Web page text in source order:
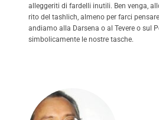
alleggeriti di fardelli inutili. Ben venga,
rito del tashlich, almeno per farci
andiamo alla Darsena o al Tevere o sul
simbolicamente le nostre tasche.